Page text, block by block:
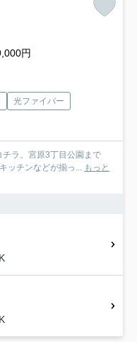
円
光ファイバー
ラ。宮原3丁目公園まで
ッチンなどが揃っ... もっと